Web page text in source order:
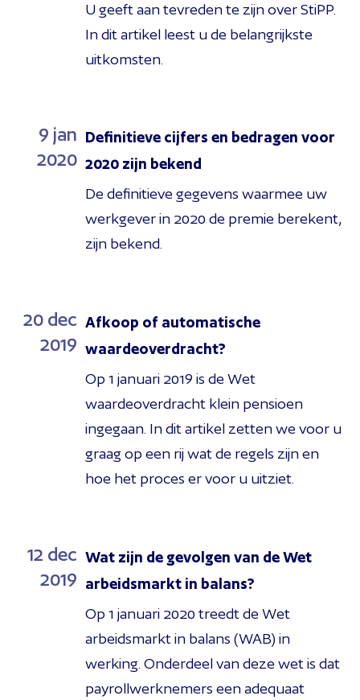
U geeft aan tevreden te zijn over StiPP.
In dit artikel leest u de belangrijkste
uitkomsten.
9 jan
2020
Definitieve cijfers en bedragen voor
2020 zijn bekend
De definitieve gegevens waarmee uw
werkgever in 2020 de premie berekent,
zijn bekend.
20 dec
2019
Afkoop of automatische
waardeoverdracht?
Op 1 januari 2019 is de Wet
waardeoverdracht klein pensioen
ingegaan. In dit artikel zetten we voor u
graag op een rij wat de regels zijn en
hoe het proces er voor u uitziet.
12 dec
2019
Wat zijn de gevolgen van de Wet
arbeidsmarkt in balans?
Op 1 januari 2020 treedt de Wet
arbeidsmarkt in balans (WAB) in
werking. Onderdeel van deze wet is dat
payrollwerknemers een adequaat